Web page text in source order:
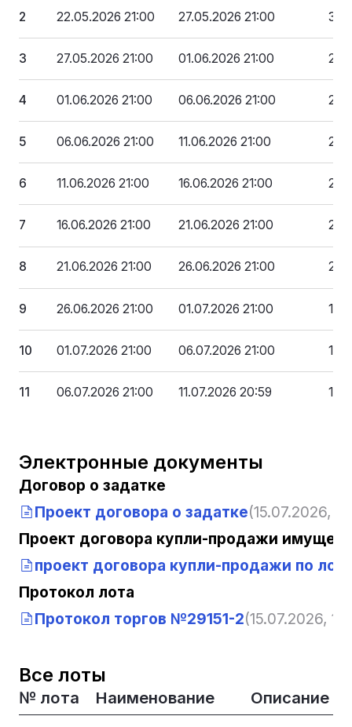
2 22.05.2026 21:00 27.05.2026 21:00
3 27.05.2026 21:00 01.06.2026 21:00
4 01.06.2026 21:00 06.06.2026 21:00
5 06.06.2026 21:00 11.06.2026 21:00
6 11.06.2026 21:00 16.06.2026 21:00
7 16.06.2026 21:00 21.06.2026 21:00
8 21.06.2026 21:00 26.06.2026 21:00
9 26.06.2026 21:00 01.07.2026 21:00 191
10 01.07.2026 21:00 06.07.2026 21:00
11 06.07.2026 21:00 11.07.2026 20:59
Электронные документы
Договор о задатке
Проект договора о задатке(15.07.2026,
Проект договора купли-продажи
проект договора купли-продажи по
Протокол лота
Протокол торгов №29151-2(15.07.2026,
Все лоты
№ лота Наименование Описание